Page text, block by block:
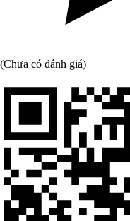
(Chưa có đánh giá)
|